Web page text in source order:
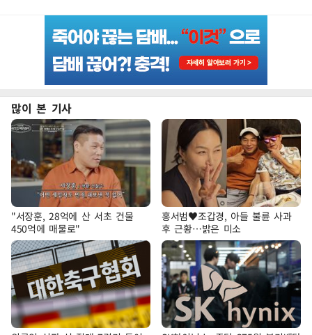
많이 본 기사
"서장훈, 28억에 산 서초 건물
450억에 매물로"
홍서범♥조갑경, 아들 불륜 사과
후 근황…밝은 미소